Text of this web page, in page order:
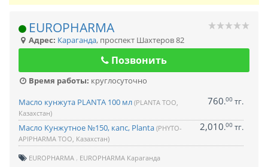
EUROPHARMA
Адрес: Караганда, проспект Шахтеров 82
Позвонить
Время работы: круглосуточно
Масло кунжута PLANTA 100 мл (PLANTA ТОО,
Казахстан)
760.00 тг.
Масло Кунжутное №150, капс, Planta (PHYTO-
APIPHARMA ТОО, Казахстан)
2,010.00 тг.
EUROPHARMA EUROPHARMA Караганда